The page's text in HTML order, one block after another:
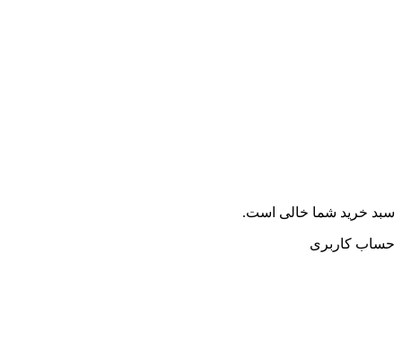
سبد خرید شما خالی است.
حساب کاربری